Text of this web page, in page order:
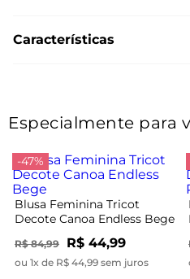
Características
Especialmente para
-47%
Blusa Feminina Tricot
Decote Canoa Endless Bege
R$ 84,99 R$ 44,99
ou 1x de R$ 44,99 sem juros